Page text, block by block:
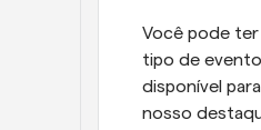
Você pode ter
tipo de
disponível
nosso